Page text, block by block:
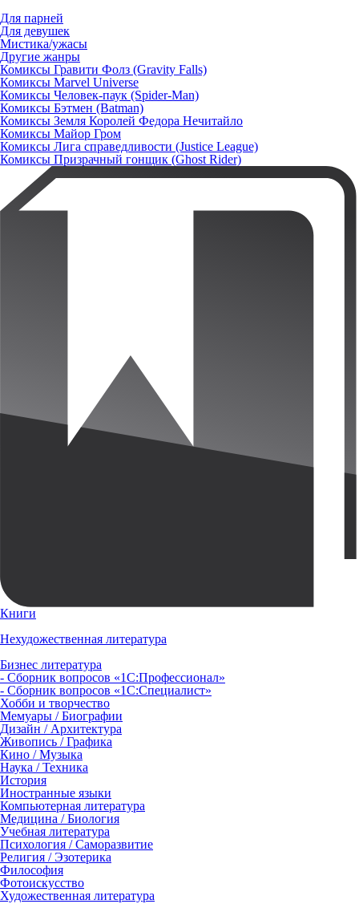
Для парней
Для девушек
Мистика/ужасы
Другие жанры
Комиксы Гравити Фолз (Gravity Falls)
Комиксы Marvel Universe
Комиксы Человек-паук (Spider-Man)
Комиксы Бэтмен (Batman)
Комиксы Земля Королей Федора Нечитайло
Комиксы Майор Гром
Комиксы Лига справедливости (Justice League)
Комиксы Призрачный гонщик (Ghost Rider)
Книги
Нехудожественная литература
Бизнес литература
- Сборник вопросов «1С:Профессионал»
- Сборник вопросов «1С:Специалист»
Хобби и творчество
Мемуары / Биографии
Дизайн / Архитектура
Живопись / Графика
Кино / Музыка
Наука / Техника
История
Иностранные языки
Компьютерная литература
Медицина / Биология
Учебная литература
Психология / Саморазвитие
Религия / Эзотерика
Философия
Фотоискусство
Художественная литература